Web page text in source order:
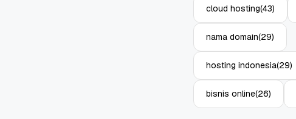
cloud hosting(43)
nama domain(29)
hosting indonesia(29)
bisnis online(26)